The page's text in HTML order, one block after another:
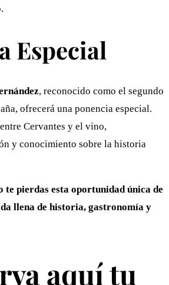
Especial
, reconocido como el segundo
ofrecerá una ponencia especial.
Cervantes y el vino,
y conocimiento sobre la historia
te pierdas esta oportunidad única de
llena de historia, gastronomía y
aquí tu